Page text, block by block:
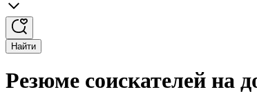
Найти
Резюме соискателей на